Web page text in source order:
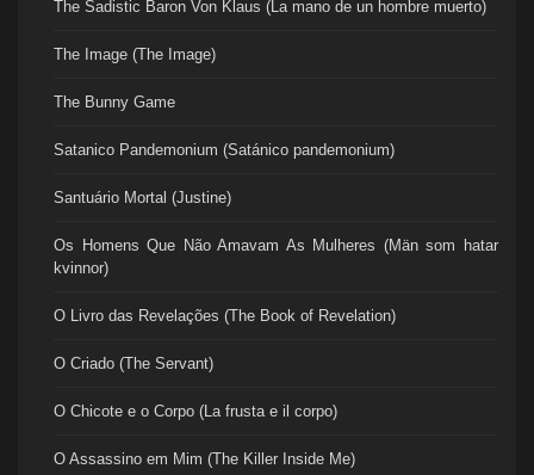
The Sadistic Baron Von Klaus (La mano de un hombre muerto)
The Image (The Image)
The Bunny Game
Satanico Pandemonium (Satánico pandemonium)
Santuário Mortal (Justine)
Os Homens Que Não Amavam As Mulheres (Män som hatar
kvinnor)
O Livro das Revelações (The Book of Revelation)
O Criado (The Servant)
O Chicote e o Corpo (La frusta e il corpo)
O Assassino em Mim (The Killer Inside Me)